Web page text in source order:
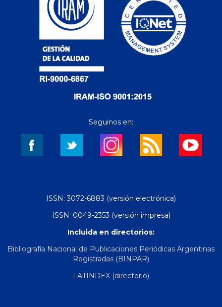
Seguinos en:
ISSN: 3072-6883 (versión electrónica)
ISSN: 0049-2353 (versión impresa)
Incluida en directorios:
Bibliografía Nacional de Publicaciones Periódicas Argentinas
Registradas (BINPAR)
LATINDEX (directorio)